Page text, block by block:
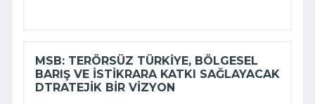
MSB: TERÖRSÜZ TÜRKIYE, BÖLGESEL
BARIŞ VE ISTIKRARA KATKI SAĞLAYACAK
DTRATEJIK BIR VIZYON